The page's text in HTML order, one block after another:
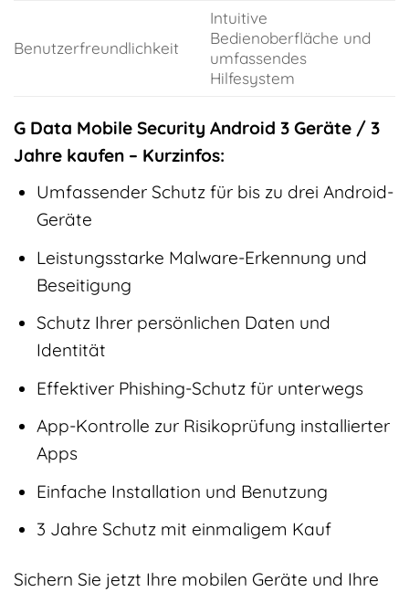
Benutzerfreundlichkeit
Intuitive
Bedienoberfläche und
umfassendes
Hilfesystem
G Data Mobile Security Android 3 Geräte / 3
Jahre kaufen – Kurzinfos:
Umfassender Schutz für bis zu drei Android-
Geräte
Leistungsstarke Malware-Erkennung und
Beseitigung
Schutz Ihrer persönlichen Daten und
Identität
Effektiver Phishing-Schutz für unterwegs
App-Kontrolle zur Risikoprüfung installierter
Apps
Einfache Installation und Benutzung
3 Jahre Schutz mit einmaligem Kauf
Sichern Sie jetzt Ihre mobilen Geräte und Ihre